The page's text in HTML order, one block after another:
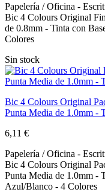
Papelería / Oficina -
Bic 4 Colours Original
de 0.8mm - Tinta con
Colores
Sin stock
Bic 4 Colours Original
Punta Media de 1.0mm -
6,11 €
Papelería / Oficina -
Bic 4 Colours Original
Punta Media de 1.0mm -
Azul/Blanco - 4 Colores